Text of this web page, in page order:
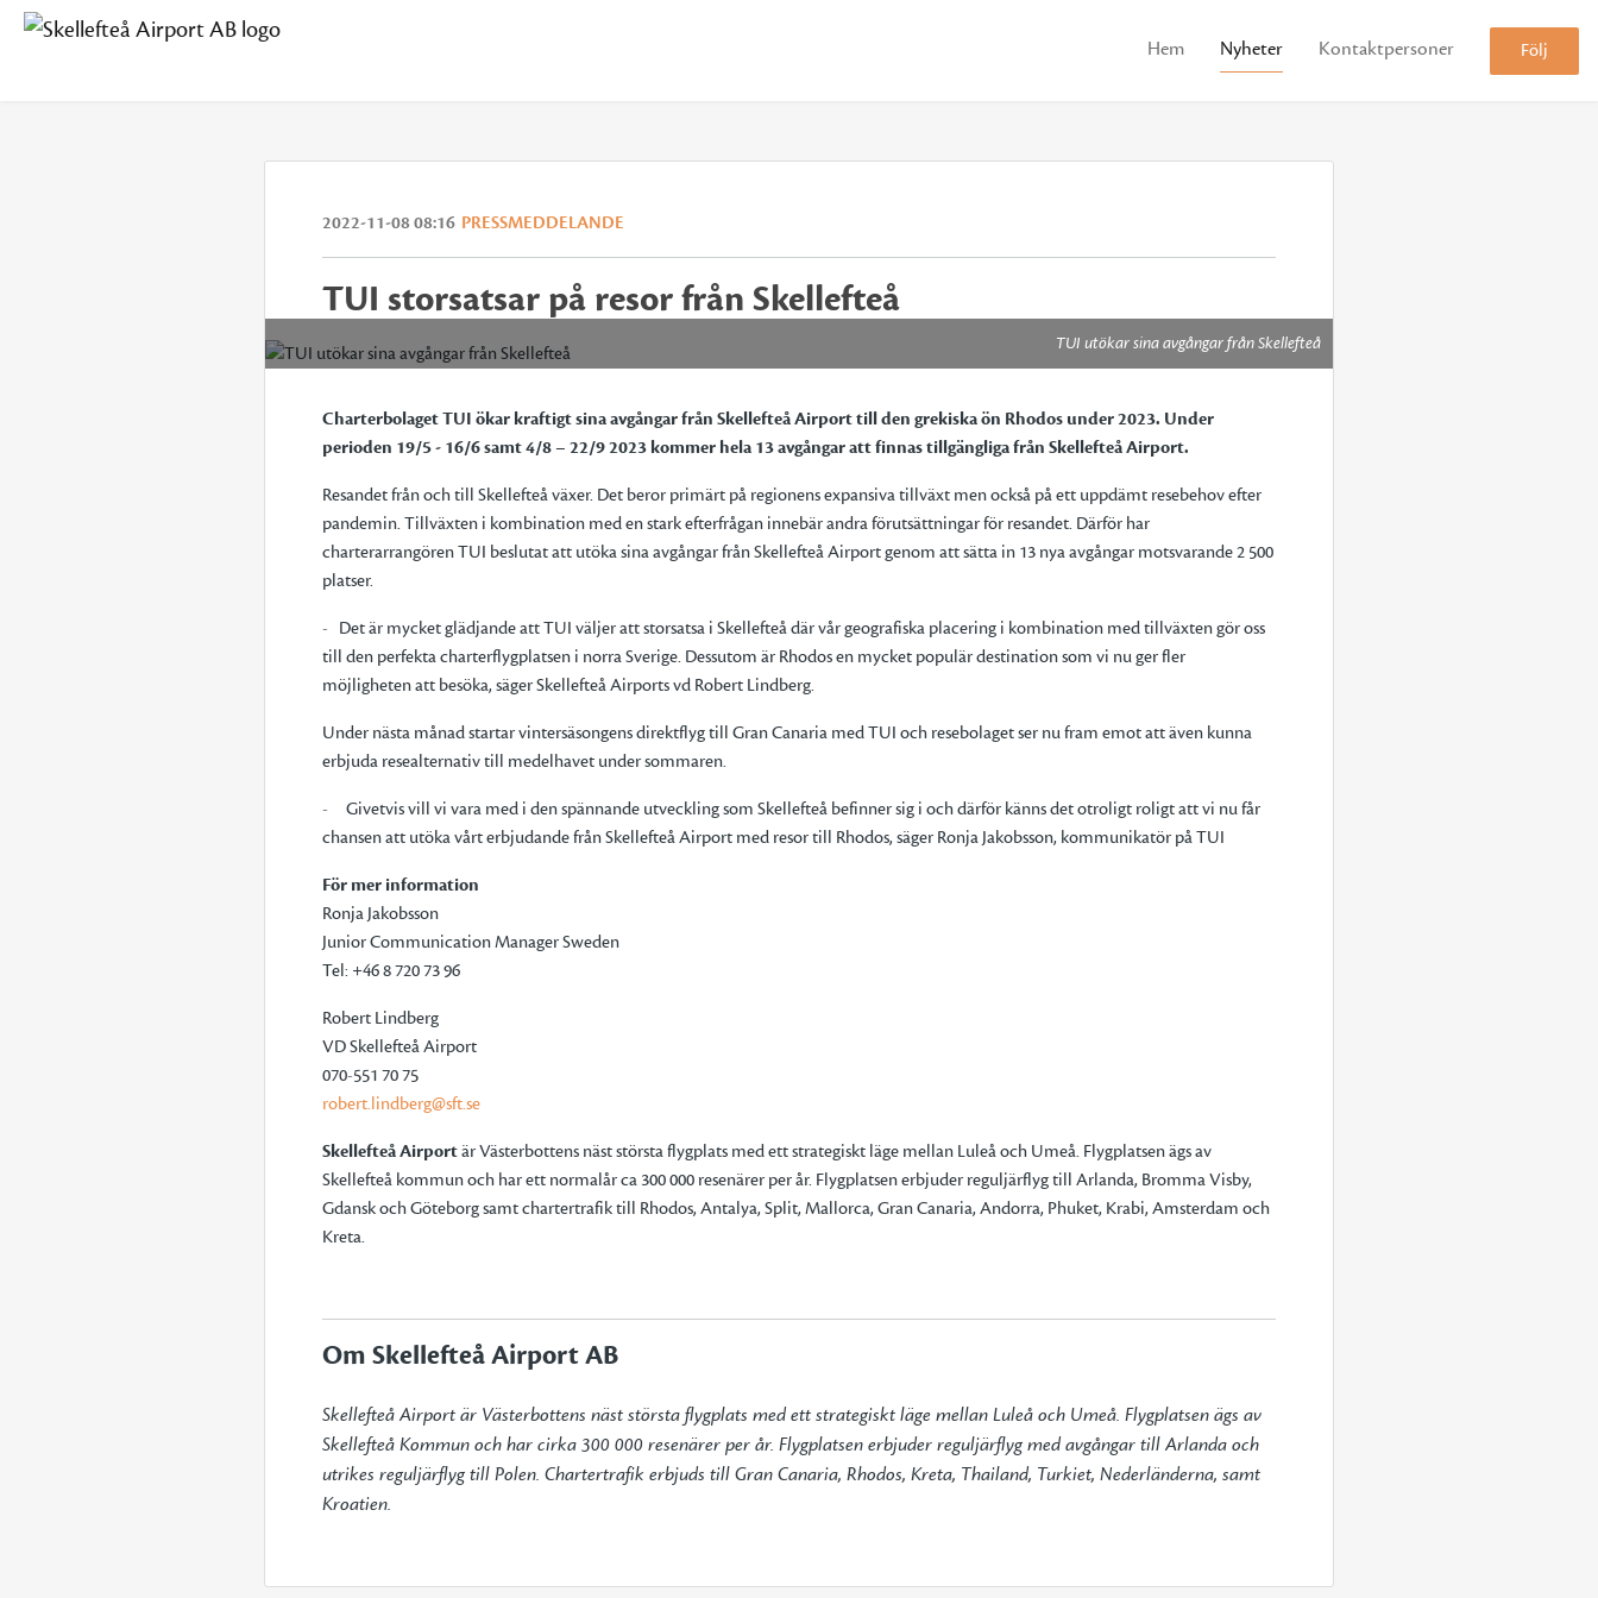
Hem Nyheter Kontaktpersoner Följ
2022-11-08 08:16 PRESSMEDDELANDE
TUI storsatsar på resor från Skellefteå
TUI utökar sina avgångar från Skellefteå
Charterbolaget TUI ökar kraftigt sina avgångar från Skellefteå Airport till den grekiska ön Rhodos under 2023. Under
perioden 19/5 - 16/6 samt 4/8 – 22/9 2023 kommer hela 13 avgångar att finnas tillgängliga från Skellefteå Airport.
Resandet från och till Skellefteå växer. Det beror primärt på regionens expansiva tillväxt men också på ett uppdämt resebehov efter
pandemin. Tillväxten i kombination med en stark efterfrågan innebär andra förutsättningar för resandet. Därför har
charterarrangören TUI beslutat att utöka sina avgångar från Skellefteå Airport genom att sätta in 13 nya avgångar motsvarande 2 500
platser.
- Det är mycket glädjande att TUI väljer att storsatsa i Skellefteå där vår geografiska placering i kombination med tillväxten gör oss
till den perfekta charterflygplatsen i norra Sverige. Dessutom är Rhodos en mycket populär destination som vi nu ger fler
möjligheten att besöka, säger Skellefteå Airports vd Robert Lindberg.
Under nästa månad startar vintersäsongens direktflyg till Gran Canaria med TUI och resebolaget ser nu fram emot att även kunna
erbjuda resealternativ till medelhavet under sommaren.
- Givetvis vill vi vara med i den spännande utveckling som Skellefteå befinner sig i och därför känns det otroligt roligt att vi nu får
chansen att utöka vårt erbjudande från Skellefteå Airport med resor till Rhodos, säger Ronja Jakobsson, kommunikatör på TUI
För mer information
Ronja Jakobsson
Junior Communication Manager Sweden
Tel: +46 8 720 73 96
Robert Lindberg
VD Skellefteå Airport
070-551 70 75
robert.lindberg@sft.se
Skellefteå Airportär Västerbottens näst största flygplats med ett strategiskt läge mellan Luleå och Umeå. Flygplatsen ägs av
Skellefteå kommun och har ett normalår ca 300 000 resenärer per år. Flygplatsen erbjuder reguljärflyg till Arlanda, Bromma Visby,
Gdansk och Göteborg samt chartertrafik till Rhodos, Antalya, Split, Mallorca, Gran Canaria, Andorra, Phuket, Krabi, Amsterdam och
Kreta.
Om Skellefteå Airport AB
Skellefteå Airport är Västerbottens näst största flygplats med ett strategiskt läge mellan Luleå och Umeå. Flygplatsen ägs av
Skellefteå Kommun och har cirka 300 000 resenärer per år. Flygplatsen erbjuder reguljärflyg med avgångar till Arlanda och
utrikes reguljärflyg till Polen. Chartertrafik erbjuds till Gran Canaria, Rhodos, Kreta, Thailand, Turkiet, Nederländerna, samt
Kroatien.